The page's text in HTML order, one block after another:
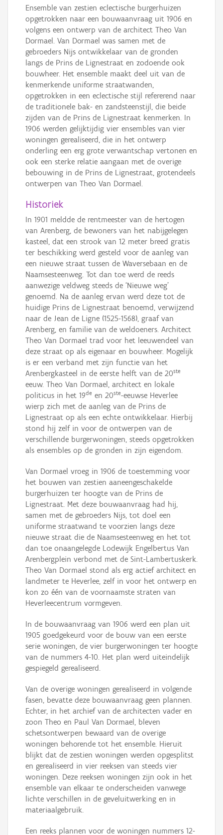
Ensemble van zestien eclectische burgerhuizen
opgetrokken naar een bouwaanvraag uit 1906 en
volgens een ontwerp van de architect Theo Van
Dormael. Van Dormael was samen met de
gebroeders Nijs ontwikkelaar van de gronden
langs de Prins de Lignestraat en zodoende ook
bouwheer. Het ensemble maakt deel uit van de
kenmerkende uniforme straatwanden,
opgetrokken in een eclectische stijl refererend naar
de traditionele bak- en zandsteenstijl, die beide
zijden van de Prins de Lignestraat kenmerken. In
1906 werden gelijktijdig vier ensembles van vier
woningen gerealiseerd, die in het ontwerp
onderling een erg grote verwantschap vertonen en
ook een sterke relatie aangaan met de overige
bebouwing in de Prins de Lignestraat, grotendeels
ontwerpen van Theo Van Dormael.
Historiek
In 1901 meldde de rentmeester van de hertogen
van Arenberg, de bewoners van het nabijgelegen
kasteel, dat een strook van 12 meter breed gratis
ter beschikking werd gesteld voor de aanleg van
een nieuwe straat tussen de Waversebaan en de
Naamsesteenweg. Tot dan toe werd de reeds
aanwezige veldweg steeds de ‘Nieuwe weg’
genoemd. Na de aanleg ervan werd deze tot de
huidige Prins de Lignestraat benoemd, verwijzend
naar de Jean de Ligne (1525-1568), graaf van
Arenberg, en familie van de weldoeners. Architect
Theo Van Dormael trad voor het leeuwendeel van
deze straat op als eigenaar en bouwheer. Mogelijk
is er een verband met zijn functie van het
Arenbergkasteel in de eerste helft van de 20ste
eeuw. Theo Van Dormael, architect en lokale
politicus in het 19de en 20ste-eeuwse Heverlee
wierp zich met de aanleg van de Prins de
Lignestraat op als een echte ontwikkelaar. Hierbij
stond hij zelf in voor de ontwerpen van de
verschillende burgerwoningen, steeds opgetrokken
als ensembles op de gronden in zijn eigendom.
Van Dormael vroeg in 1906 de toestemming voor
het bouwen van zestien aaneengeschakelde
burgerhuizen ter hoogte van de Prins de
Lignestraat. Met deze bouwaanvraag had hij,
samen met de gebroeders Nijs, tot doel een
uniforme straatwand te voorzien langs deze
nieuwe straat die de Naamsesteenweg en het tot
dan toe onaangelegde Lodewijk Engelbertus Van
Arenbergplein verbond met de Sint-Lambertuskerk.
Theo Van Dormael stond als erg actief architect en
landmeter te Heverlee, zelf in voor het ontwerp en
kon zo één van de voornaamste straten van
Heverleecentrum vormgeven.
In de bouwaanvraag van 1906 werd een plan uit
1905 goedgekeurd voor de bouw van een eerste
serie woningen, de vier burgerwoningen ter hoogte
van de nummers 4-10. Het plan werd uiteindelijk
gespiegeld gerealiseerd.
Van de overige woningen gerealiseerd in volgende
fasen, bevatte deze bouwaanvraag geen plannen.
Echter, in het archief van de architecten vader en
zoon Theo en Paul Van Dormael, bleven
schetsontwerpen bewaard van de overige
woningen behorende tot het ensemble. Hieruit
blijkt dat de zestien woningen werden opgesplitst
en gerealiseerd in vier reeksen van steeds vier
woningen. Deze reeksen woningen zijn ook in het
ensemble van elkaar te onderscheiden vanwege
lichte verschillen in de geveluitwerking en in
materiaalgebruik.
Een reeks plannen voor de woningen nummers 12-